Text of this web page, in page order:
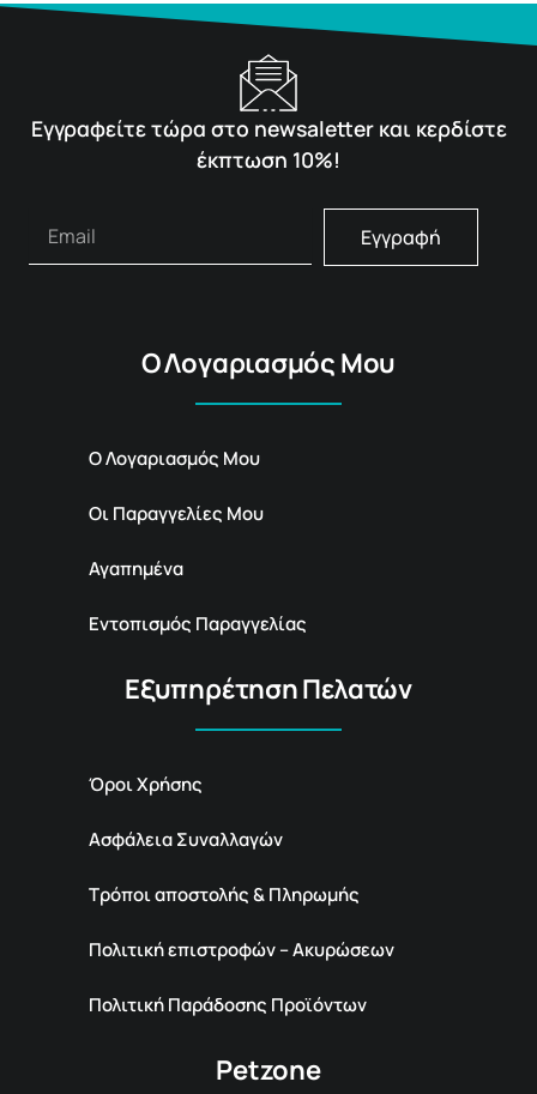
Εγγραφείτε τώρα στο newsaletter και κερδίστε
έκπτωση 10%!
Εγγραφή
Ο Λογαριασμός Μου
Ο Λογαριασμός Μου
Οι Παραγγελίες Μου
Αγαπημένα
Εντοπισμός Παραγγελίας
Εξυπηρέτηση Πελατών
Όροι Χρήσης
Ασφάλεια Συναλλαγών
Τρόποι αποστολής & Πληρωμής
Πολιτική επιστροφών – Ακυρώσεων
Πολιτική Παράδοσης Προϊόντων
Petzone